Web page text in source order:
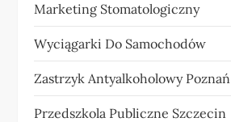
Marketing Stomatologiczny
Wyciągarki Do Samochodów
Zastrzyk Antyalkoholowy Poznań
Przedszkola Publiczne Szczecin